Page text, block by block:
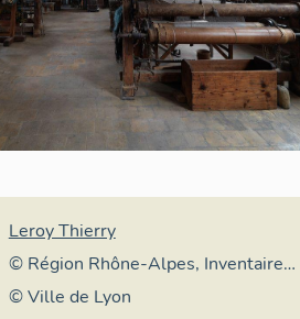
Leroy Thierry
© Région Rhône-Alpes, Inventaire
général du patrimoine culturel
© Ville de Lyon